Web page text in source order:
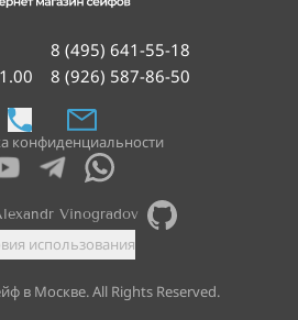
8 (495) 641-55-18
8 (926) 587-86-50
конфиденциальности
использования
в Москве. All Rights Reserved.
Vinogradov